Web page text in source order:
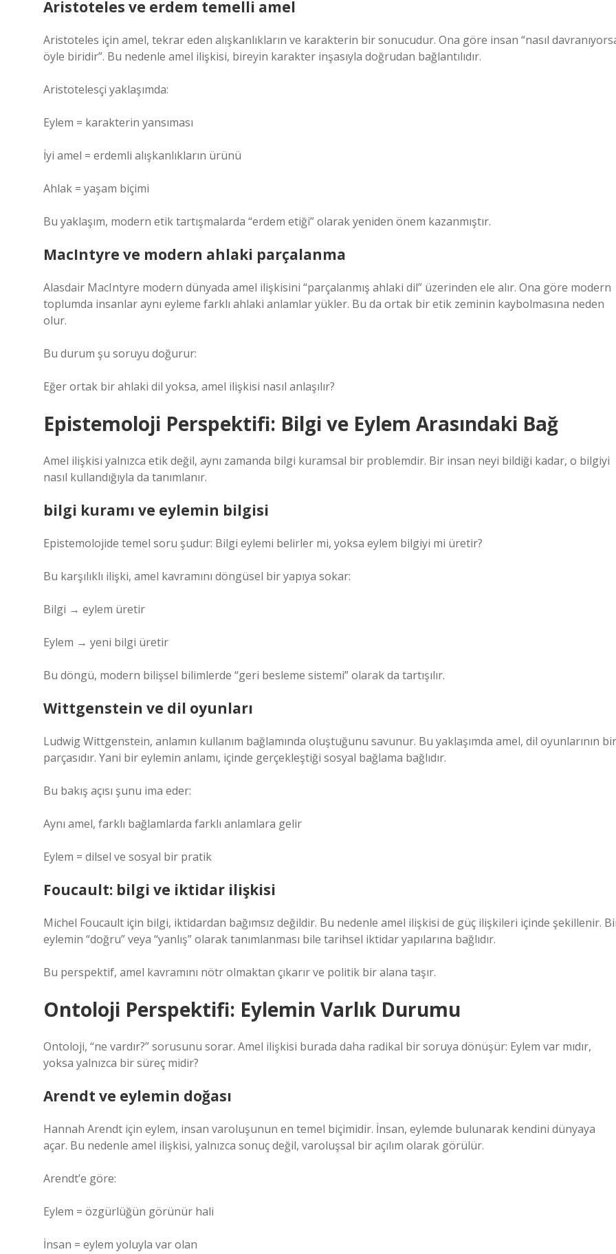
Aristoteles ve erdem temelli amel
Aristoteles için amel, tekrar eden alışkanlıkların ve karakterin bir sonucudur. Ona göre insan “nasıl
öyle biridir”. Bu nedenle amel ilişkisi, bireyin karakter inşasıyla doğrudan bağlantılıdır.
Aristotelesçi yaklaşımda:
Eylem = karakterin yansıması
İyi amel = erdemli alışkanlıkların ürünü
Ahlak = yaşam biçimi
Bu yaklaşım, modern etik tartışmalarda “erdem etiği” olarak yeniden önem kazanmıştır.
MacIntyre ve modern ahlaki parçalanma
Alasdair MacIntyre modern dünyada amel ilişkisini “parçalanmış ahlaki dil” üzerinden ele alır. Ona göre modern
toplumda insanlar aynı eyleme farklı ahlaki anlamlar yükler. Bu da ortak bir etik zeminin kaybolmasına neden
olur.
Bu durum şu soruyu doğurur:
Eğer ortak bir ahlaki dil yoksa, amel ilişkisi nasıl anlaşılır?
Epistemoloji Perspektifi: Bilgi ve Eylem Arasındaki Bağ
Amel ilişkisi yalnızca etik değil, aynı zamanda bilgi kuramsal bir problemdir. Bir insan neyi bildiği kadar, o bilgiyi
nasıl kullandığıyla da tanımlanır.
bilgi kuramı ve eylemin bilgisi
Epistemolojide temel soru şudur: Bilgi eylemi belirler mi, yoksa eylem bilgiyi mi üretir?
Bu karşılıklı ilişki, amel kavramını döngüsel bir yapıya sokar:
Bilgi → eylem üretir
Eylem → yeni bilgi üretir
Bu döngü, modern bilişsel bilimlerde “geri besleme sistemi” olarak da tartışılır.
Wittgenstein ve dil oyunları
Ludwig Wittgenstein, anlamın kullanım bağlamında oluştuğunu savunur. Bu yaklaşımda amel, dil oyunlarının bir
parçasıdır. Yani bir eylemin anlamı, içinde gerçekleştiği sosyal bağlama bağlıdır.
Bu bakış açısı şunu ima eder:
Aynı amel, farklı bağlamlarda farklı anlamlara gelir
Eylem = dilsel ve sosyal bir pratik
Foucault: bilgi ve iktidar ilişkisi
Michel Foucault için bilgi, iktidardan bağımsız değildir. Bu nedenle amel ilişkisi de güç ilişkileri içinde şekillenir.
eylemin “doğru” veya “yanlış” olarak tanımlanması bile tarihsel iktidar yapılarına bağlıdır.
Bu perspektif, amel kavramını nötr olmaktan çıkarır ve politik bir alana taşır.
Ontoloji Perspektifi: Eylemin Varlık Durumu
Ontoloji, “ne vardır?” sorusunu sorar. Amel ilişkisi burada daha radikal bir soruya dönüşür: Eylem var mıdır,
yoksa yalnızca bir süreç midir?
Arendt ve eylemin doğası
Hannah Arendt için eylem, insan varoluşunun en temel biçimidir. İnsan, eylemde bulunarak kendini dünyaya
açar. Bu nedenle amel ilişkisi, yalnızca sonuç değil, varoluşsal bir açılım olarak görülür.
Arendt’e göre:
Eylem = özgürlüğün görünür hali
İnsan = eylem yoluyla var olan